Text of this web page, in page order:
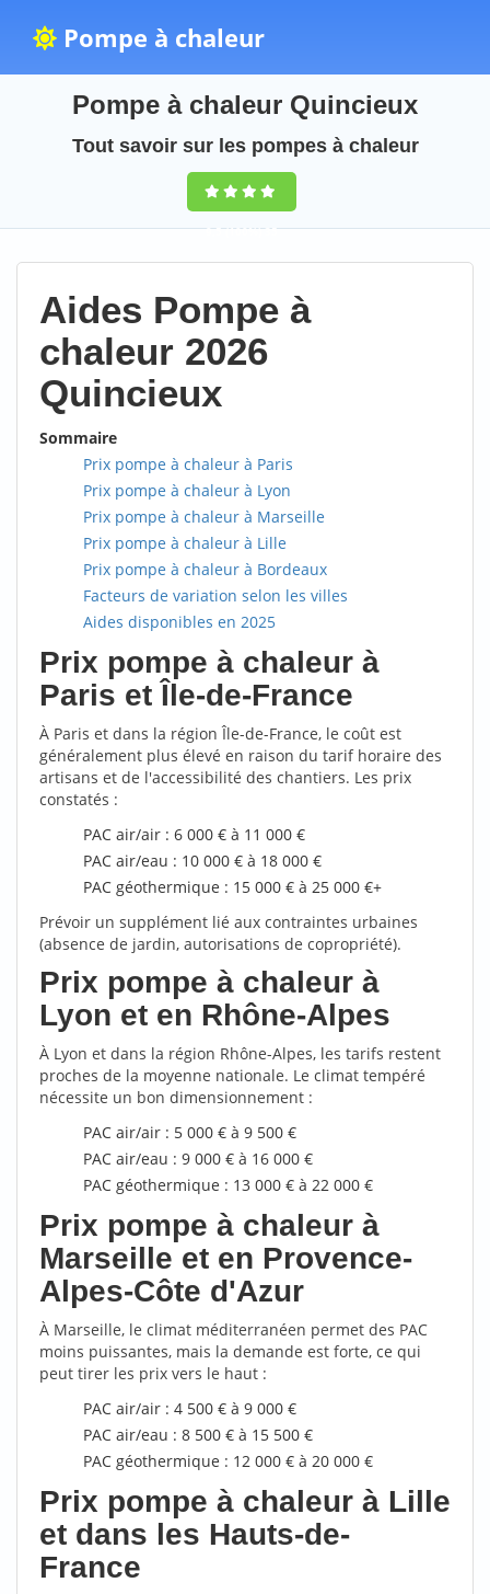
Pompe à chaleur
Pompe à chaleur Quincieux
Tout savoir sur les pompes à chaleur
9,5(100%)35
Aides Pompe à
chaleur 2026
Quincieux
Sommaire
Prix pompe à chaleur à Paris
Prix pompe à chaleur à Lyon
Prix pompe à chaleur à Marseille
Prix pompe à chaleur à Lille
Prix pompe à chaleur à Bordeaux
Facteurs de variation selon les villes
Aides disponibles en 2025
Prix pompe à chaleur à
Paris et Île-de-France
À Paris et dans la région Île-de-France, le coût est
généralement plus élevé en raison du tarif horaire des
artisans et de l'accessibilité des chantiers. Les prix
constatés :
PAC air/air : 6 000 € à 11 000 €
PAC air/eau : 10 000 € à 18 000 €
PAC géothermique : 15 000 € à 25 000 €+
Prévoir un supplément lié aux contraintes urbaines
(absence de jardin, autorisations de copropriété).
Prix pompe à chaleur à
Lyon et en Rhône-Alpes
À Lyon et dans la région Rhône-Alpes, les tarifs restent
proches de la moyenne nationale. Le climat tempéré
nécessite un bon dimensionnement :
PAC air/air : 5 000 € à 9 500 €
PAC air/eau : 9 000 € à 16 000 €
PAC géothermique : 13 000 € à 22 000 €
Prix pompe à chaleur à
Marseille et en Provence-
Alpes-Côte d'Azur
À Marseille, le climat méditerranéen permet des PAC
moins puissantes, mais la demande est forte, ce qui
peut tirer les prix vers le haut :
PAC air/air : 4 500 € à 9 000 €
PAC air/eau : 8 500 € à 15 500 €
PAC géothermique : 12 000 € à 20 000 €
Prix pompe à chaleur à Lille
et dans les Hauts-de-
France